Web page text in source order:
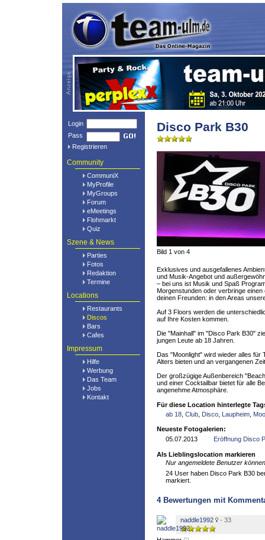
Login
Pass
Registrieren
Community
CommuniX
MyProfile
MyGroups
Forum
eMeetings
Flohmarkt
Quiz
Szene & News
Parties
Fotos
Redaktion
Termine
Locations
Restaurants
Discos
Bars
Cafes
Impressum
Hilfe
Werbung
Das Team
Jobs
Kontakt
Disco Park B30
Bild 1 von 4
Exklusives und ausgefallenes
und Musik-Angebot und
– bei uns ist Musik und Spaß
Morgenstunden oder verbringe einen
deinen Freunden: in den Areas
Auf 3 Floors werden die
auf Ihre Kosten kommen.
Die "Mainhall" im "Disco Park B30"
jungen Leute ab 18 Jahren.
Das "Moonlight" wird wieder alles für
Alters bieten und an vergangenen
Der großzügige Außenbereich
und einer Cocktailbar bietet für alle
angenehme Atmosphäre.
Für diese Location hinterlegte
ab 18 Club Disco Laupheim
Neueste Fotogalerien:
05.07.2013
Eröffnung Disco
Als Lieblingslocation markieren
Nur angemeldete Benutzer
24 User haben Disco Park B30
markiert.
4Bewertungen mit
naddle1992 - 33